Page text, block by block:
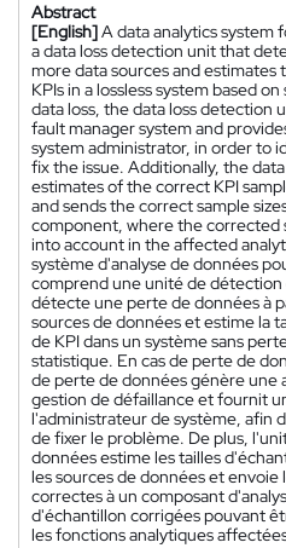
Abstract
[English]A data analytics system
a data loss detection unit that
more data sources and estimates
KPIs in a lossless system based
data loss, the data loss detection
fault manager system and
system administrator, in order to
fix the issue. Additionally, the
estimates of the correct KPI
and sends the correct sample
component, where the corrected
into account in the affected
système d'analyse de données
comprend une unité de
détecte une perte de données à
sources de données et estime la
de KPI dans un système sans
statistique. En cas de perte de
de perte de données génère une
gestion de défaillance et fournit
l'administrateur de système, afin
de fixer le problème. De plus,
données estime les tailles
les sources de données et envoie
correctes à un composant
d'échantillon corrigées pouvant
les fonctions analytiques